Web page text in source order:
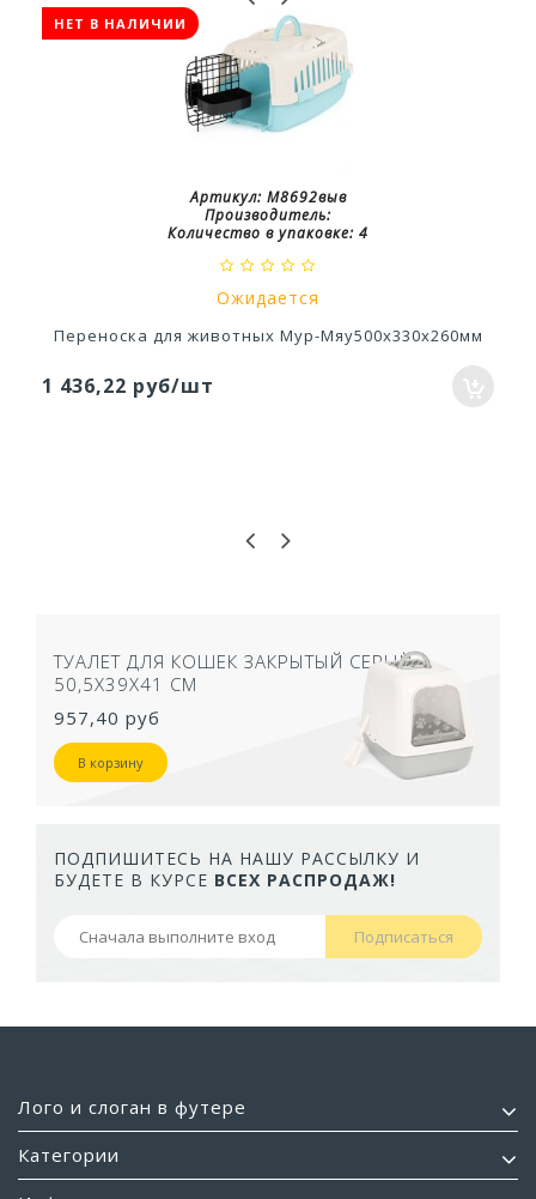
Артикул: М8692выв
Производитель:
Количество в упаковке: 4
НЕТ В НАЛИЧИИ
Ожидается
Переноска для животных Мур-Мяу500х330х260мм
1 436,22 руб/шт
ТУАЛЕТ ДЛЯ КОШЕК ЗАКРЫТЫЙ СЕРЫЙ
50,5Х39Х41 СМ
957,40 руб
В корзину
ПОДПИШИТЕСЬ НА НАШУ РАССЫЛКУ И
БУДЕТЕ В КУРСЕ ВСЕХ РАСПРОДАЖ!
Подписаться
Лого и слоган в футере
Категории